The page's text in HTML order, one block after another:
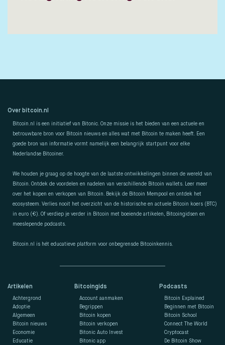
Artikelen
Achtergrond
Adoptie
Algemeen
Bitcoin nieuws
Economie
Educatie
Bitcoingids
Account aanmaken
Begrippen
Bitcoin kopen
Bitcoin verkopen
Bitonic Auto Invest
Bitonic app
Podcasts
Bitcoin Explained
Beginnen met Bitcoin
Bitcoin School
Connect The World
Cryptocast
De Bitcoin Show
Over bitcoin.nl
Bitcoin.nl is een initiatief van Bitonic. Onze missie is het bieden van een actuele en
betrouwbare bron voor Bitcoin nieuws en alles wat met Bitcoin te maken heeft. Een
goede bron van informatie vormt namelijk een belangrijk startpunt voor elke
Nederlandse Bitcoiner.
We houden je graag op de hoogte van de laatste ontwikkelingen binnen de wereld van
Bitcoin. Ontdek de voordelen en nadelen van verschillende Bitcoin wallets. Leer meer
over het kopen en verkopen van Bitcoin. Bekijk de Bitcoin Mempool en ontdek het
ecosysteem. Verlies nooit het overzicht van de historische en actuele Bitcoin koers (BTC)
in euro (€). Of verdiep je verder in Bitcoin met boeiende artikelen, Bitcoingidsen en
meeslepende podcasts.
Bitcoin.nl is hét educatieve platform voor onbegrensde Bitcoinkennis.